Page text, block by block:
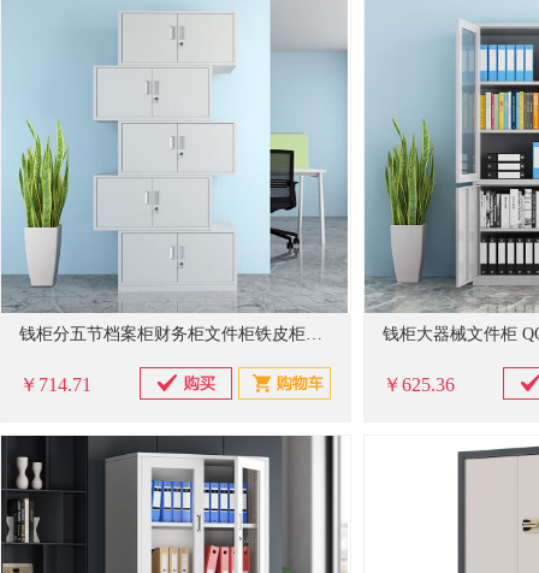
钱柜分五节档案柜财务柜文件柜铁皮柜资料柜员工柜凭证柜带锁 五节柜 0.6mm厚 850*360mm*2020（长*宽*高）
￥714.71 ￥625.36